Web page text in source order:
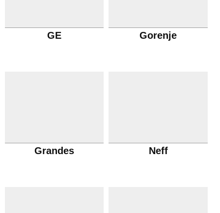
GE Gorenje
Grandes Neff